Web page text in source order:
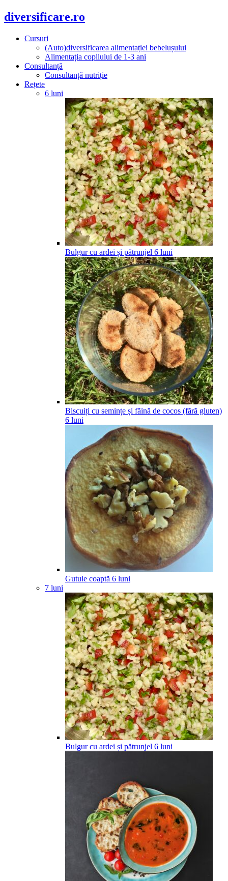
diversificare.ro
Cursuri
(Auto)diversificarea alimentației bebelușului
Alimentația copilului de 1-3 ani
Consultanță
Consultanță nutriție
Rețete
6 luni
Bulgur cu ardei și pătrunjel 6 luni
Biscuiți cu semințe și făină de cocos (fără gluten)
6 luni
Gutuie coaptă 6 luni
7 luni
Bulgur cu ardei și pătrunjel 6 luni